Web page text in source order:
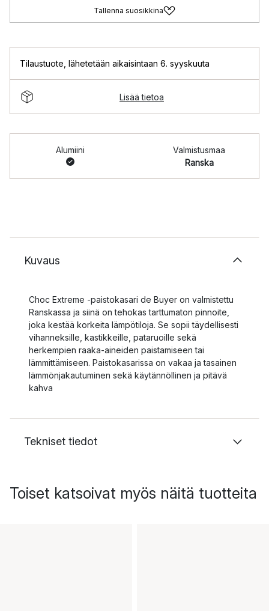
Tallenna suosikkina
Tilaustuote lähetetään aikaisintaan 6. syyskuuta
Lisää tietoa
Alumiini
Valmistusmaa
Ranska
Kuvaus
Choc Extreme -paistokasari de Buyer on valmistettu
Ranskassa ja siinä on tehokas tarttumaton pinnoite,
joka kestää korkeita lämpötiloja. Se sopii täydellisesti
vihanneksille, kastikkeille, pataruoille sekä
herkempien raaka-aineiden paistamiseen tai
lämmittämiseen. Paistokasarissa on vakaa ja tasainen
lämmönjakautuminen sekä käytännöllinen ja pitävä
kahva
Tekniset tiedot
Toiset katsoivat myös näitä tuotteita